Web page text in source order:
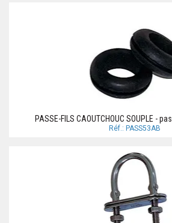
PASSE-FILS CAOUTCHOUC SOUPLE -
Réf.: PASS53AB